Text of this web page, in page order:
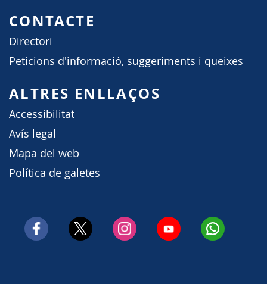
CONTACTE
Directori
Peticions d'informació, suggeriments i queixes
ALTRES ENLLAÇOS
Accessibilitat
Avís legal
Mapa del web
Política de galetes